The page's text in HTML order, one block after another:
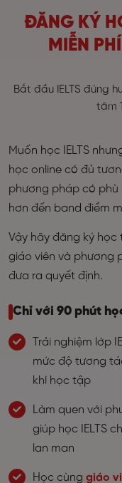
ĐĂNG KÝ
MIỄN
Bắt đầu IELTS đúng
tâm
Muốn học IELTS
học online có đủ
phương pháp có phù
hơn đến band điểm
Vậy hãy đăng ký học
giáo viên và phương
đưa ra quyết định.
Chỉ với 90 phút
Trải nghiệm lớp
mức độ tương
khí học tập
Làm quen với
giúp học IELTS
lan man
Học cùng giáo